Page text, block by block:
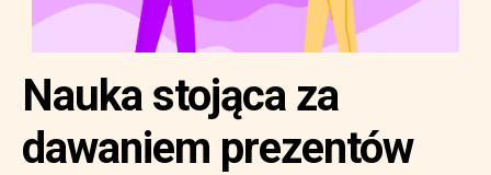
Nauka stojąca za
dawaniem prezentów